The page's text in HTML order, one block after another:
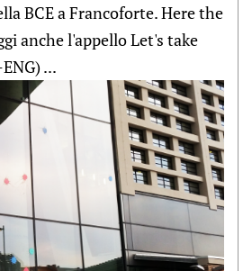
BCE a Francoforte. Here the
anche l'appello Let's take
...